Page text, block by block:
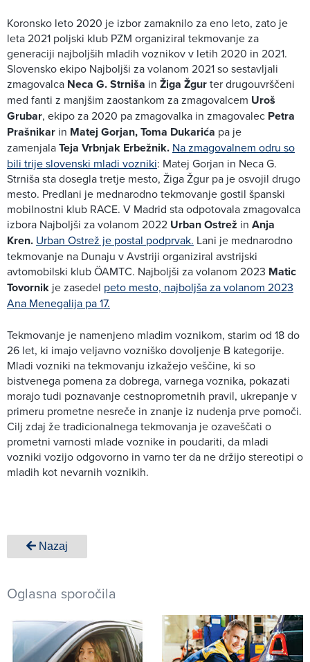
Koronsko leto 2020 je izbor zamaknilo za eno leto, zato je
leta 2021 poljski klub PZM organiziral tekmovanje za
generaciji najboljših mladih voznikov v letih 2020 in 2021.
Slovensko ekipo Najboljši za volanom 2021 so sestavljali
zmagovalca Neca G. Strniša in Žiga Žgurter drugouvrščeni
med fanti z manjšim zaostankom za zmagovalcem Uroš
Grubar, ekipo za 2020 pa zmagovalka in zmagovalec Petra
Prašnikar in Matej Gorjan, Toma Dukarića pa je
zamenjalaTeja Vrbnjak Erbežnik. Na zmagovalnem odru so
bili trije slovenski mladi vozniki: Matej Gorjan in Neca G.
Strniša sta dosegla tretje mesto, Žiga Žgur pa je osvojil drugo
mesto. Predlani je mednarodno tekmovanje gostil španski
mobilnostni klub RACE. V Madrid sta odpotovala zmagovalca
izbora Najboljši za volanom 2022 Urban Ostrež in Anja
Kren. Urban Ostrež je postal podprvak. Lani je mednarodno
tekmovanje na Dunaju v Avstriji organiziral avstrijski
avtomobilski klub ÖAMTC. Najboljši za volanom 2023 Matic
Tovornik je zasedel peto mesto, najboljša za volanom 2023
Ana Menegalija pa 17.
Tekmovanje je namenjeno mladim voznikom, starim od 18 do
26 let, ki imajo veljavno vozniško dovoljenje B kategorije.
Mladi vozniki na tekmovanju izkažejo veščine, ki so
bistvenega pomena za dobrega, varnega voznika, pokazati
morajo tudi poznavanje cestnoprometnih pravil, ukrepanje v
primeru prometne nesreče in znanje iz nudenja prve pomoči.
Cilj zdaj že tradicionalnega tekmovanja je ozaveščati o
prometni varnosti mlade voznike in poudariti, da mladi
vozniki vozijo odgovorno in varno ter da ne držijo stereotipi o
mladih kot nevarnih voznikih.
Nazaj
Oglasna sporočila